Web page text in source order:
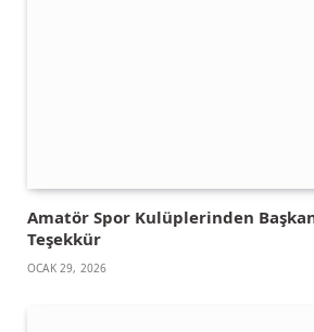
Amatör Spor Kulüplerinden
Teşekkür
OCAK 29, 2026